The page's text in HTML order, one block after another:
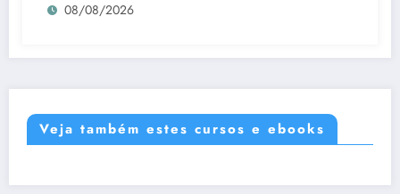
08/08/2026
Veja também estes cursos e ebooks